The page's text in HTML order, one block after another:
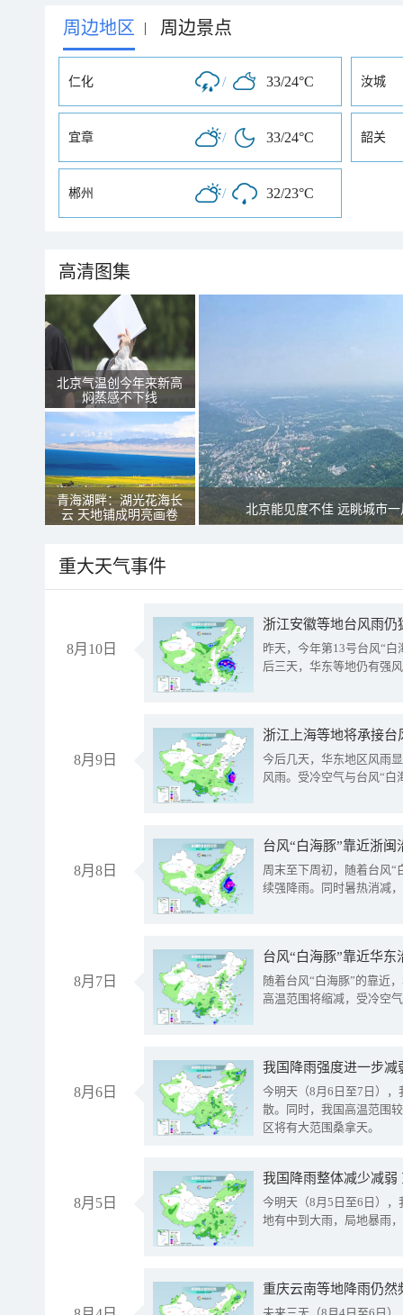
周边地区 | 周边景点
仁化 / 33/24°C 汝城
宜章 / 33/24°C 韶关
郴州 / 32/23°C
高清图集
北京气温创今年来新高
焖蒸感不下线
青海湖畔：湖光花海长
云 天地铺成明亮画卷
北京能见度不佳 远眺城市
重大天气事件
8月10日
浙江安徽等地台风雨
昨天，今年第13号台风“
后三天，华东等地仍有强
8月9日
浙江上海等地将承接台
今后几天，华东地区风雨
风雨。受冷空气与台风“白
8月8日
台风“白海豚”靠近浙
周末至下周初，随着台风“
续强降雨。同时暑热消减
8月7日
台风“白海豚”靠近华
随着台风“白海豚”的靠近
高温范围将缩减，受冷空
8月6日
今明天（8月6日至7日）
散。同时，我国高温范围
区将有大范围桑拿天。
8月5日
我国降雨整体减少减弱
今明天（8月5日至6日）
地有中到大雨，局地暴雨
重庆云南等地降雨仍然